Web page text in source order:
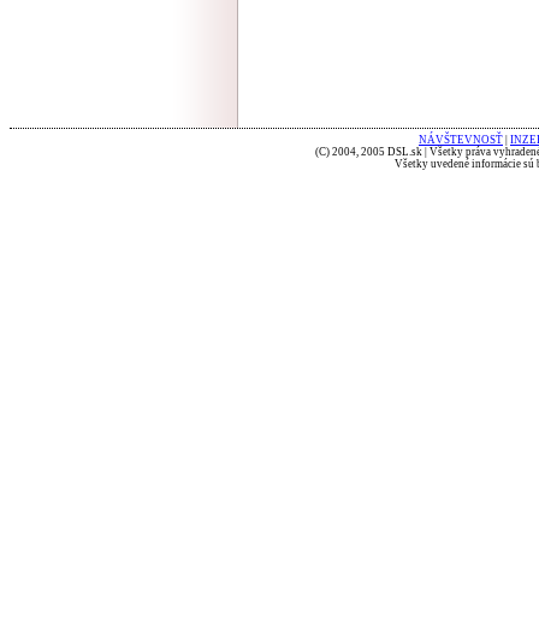
NÁVŠTEVNOSŤ
(C) 2004, 2005 DSL.sk | Všetky práva
Všetky uvedené informácie sú